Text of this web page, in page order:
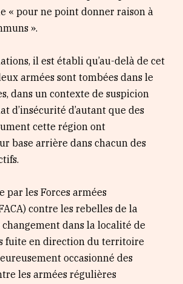
« pour ne point donner raison à
».
il est établi qu’au-delà de cet
armées sont tombées dans le
dans un contexte de suspicion
d’insécurité d’autant que des
cette région ont
base arrière dans chacun des
par les Forces armées
contre les rebelles de la
dans la localité de
fuite en direction du territoire
occasionné des
les armées régulières